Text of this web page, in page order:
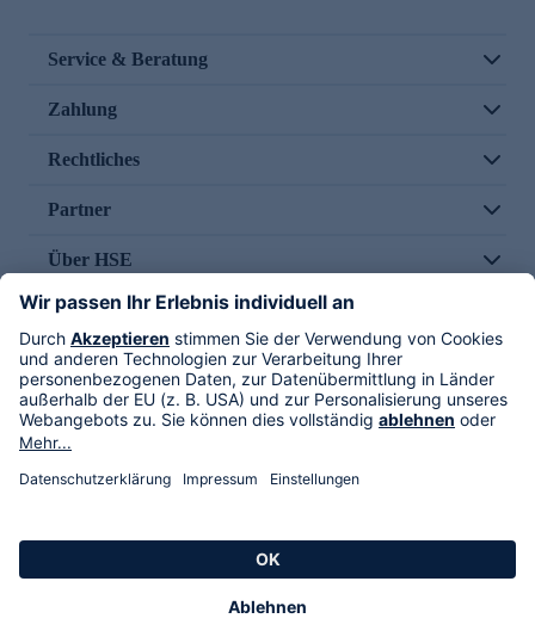
Service & Beratung
Zahlung
Rechtliches
Partner
Über HSE
Im TV
HSE International